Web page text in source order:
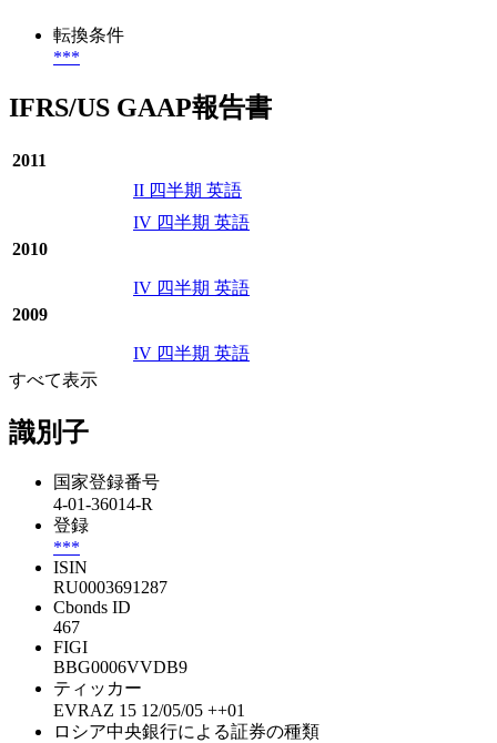
転換条件
***
IFRS/US GAAP報告書
2011
II 四半期 英語
IV 四半期 英語
2010
IV 四半期 英語
2009
IV 四半期 英語
すべて表示
識別子
国家登録番号
4-01-36014-R
登録
***
ISIN
RU0003691287
Cbonds ID
467
FIGI
BBG0006VVDB9
ティッカー
EVRAZ 15 12/05/05 ++01
ロシア中央銀行による証券の種類